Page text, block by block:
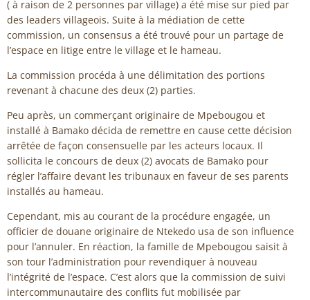
( à raison de 2 personnes par village) a été mise sur pied par
des leaders villageois. Suite à la médiation de cette
commission, un consensus a été trouvé pour un partage de
l’espace en litige entre le village et le hameau.
La commission procéda à une délimitation des portions
revenant à chacune des deux (2) parties.
Peu après, un commerçant originaire de Mpebougou et
installé à Bamako décida de remettre en cause cette décision
arrêtée de façon consensuelle par les acteurs locaux. Il
sollicita le concours de deux (2) avocats de Bamako pour
régler l’affaire devant les tribunaux en faveur de ses parents
installés au hameau.
Cependant, mis au courant de la procédure engagée, un
officier de douane originaire de Ntekedo usa de son influence
pour l’annuler. En réaction, la famille de Mpebougou saisit à
son tour l’administration pour revendiquer à nouveau
l’intégrité de l’espace. C’est alors que la commission de suivi
intercommunautaire des conflits fut mobilisée par